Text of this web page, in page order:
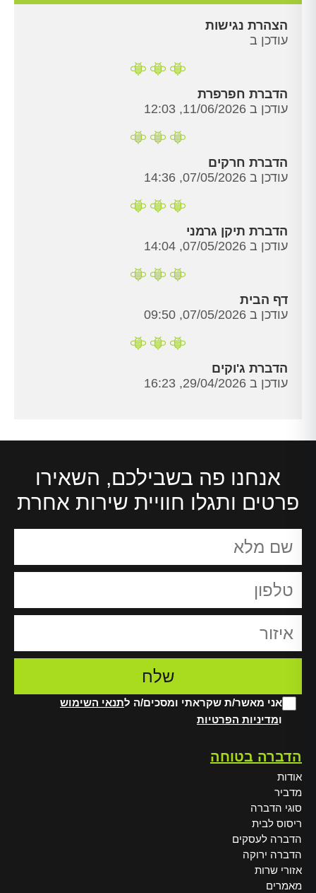
הצהרת נגישות
עודכן ב
הדברת חפרפרת
עודכן ב 11/06/2026, 12:03
הדברת חרקים
עודכן ב 07/05/2026, 14:36
הדברת תיקן גרמני
עודכן ב 07/05/2026, 14:04
דף הבית
עודכן ב 07/05/2026, 09:50
הדברת ג'וקים
עודכן ב 29/04/2026, 16:23
אנחנו פה בשבילכם, השאירו
פרטים ותגלו חוויית שירות אחרת
אני מאשר/ת שקראתי ומסכים/ה לתנאי השימוש
ומדיניות הפרטיות
הדברה בטוחה
אודות
מדביר
סוגי הדברה
ריסוס לבית
הדברה לעסקים
הדברה ירוקה
אזורי שרות
מאמרים